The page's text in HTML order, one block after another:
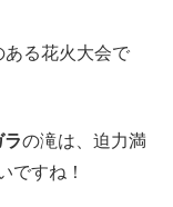
る花火大会で
の滝は、迫力満
ですね！